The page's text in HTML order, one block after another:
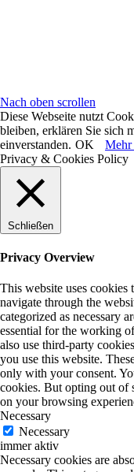
Nach oben scrollen
Diese Webseite nutzt
bleiben, erklären Sie sich
einverstanden. OK
Mehr
Privacy & Cookies Policy
Schließen
Privacy Overview
This website uses
navigate through the
categorized as necessary
essential for the working
also use third-party
you use this website.
only with your consent.
cookies. But opting out of
on your browsing
Necessary
Necessary
immer aktiv
Necessary cookies are